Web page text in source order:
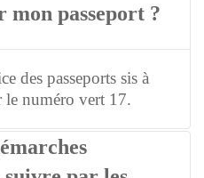
passeport ?
des passeports sis à
numéro vert 17.